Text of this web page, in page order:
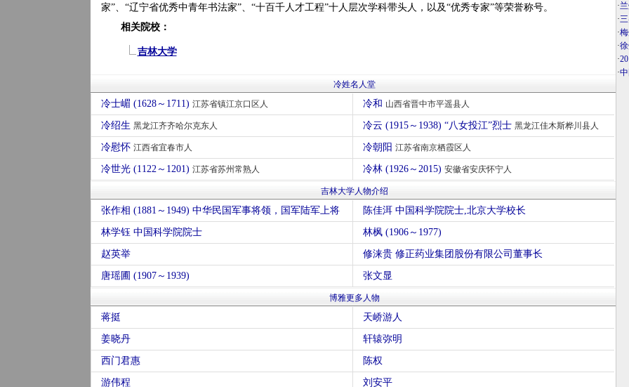
家”、“辽宁省优秀中青年书法家”、“十百千人才工程”十人层次学科带头人，以及“优秀专家”等荣誉称号。
相关院校：
吉林大学
冷姓名人堂
冷士嵋 (1628～1711) 江苏省镇江京口区人 冷和 山西省晋中市平遥县人
冷绍生 黑龙江齐齐哈尔克东人 冷云 (1915～1938) “八女投江”烈士 黑龙江佳木斯桦川县人
冷慰怀 江西省宜春市人 冷朝阳 江苏省南京栖霞区人
冷世光 (1122～1201) 江苏省苏州常熟人 冷林 (1926～2015) 安徽省安庆怀宁人
吉林大学人物介绍
张作相 (1881～1949) 中华民国军事将领，国军陆军上将 陈佳洱 中国科学院院士,北京大学校长
林学钰 中国科学院院士 林枫 (1906～1977)
赵英举 修涞贵 修正药业集团股份有限公司董事长
唐瑶圃 (1907～1939) 张文显
博雅更多人物
蒋挺 天峤游人
姜晓丹 轩辕弥明
西门君惠 陈权
游伟程 刘安平
·
·
·
·
·
·